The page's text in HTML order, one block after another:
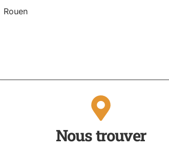
Rouen
Nous trouver